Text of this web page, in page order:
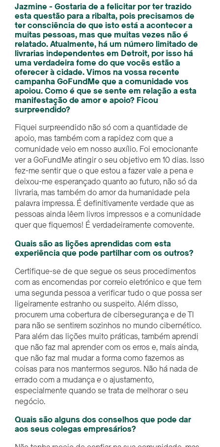
Jazmine - Gostaria de a felicitar por ter trazido
esta questão para a ribalta, pois precisamos de
ter consciência de que isto está a acontecer a
muitas pessoas, mas que muitas vezes não é
relatado. Atualmente, há um número limitado de
livrarias independentes em Detroit, por isso há
uma verdadeira fome do que vocês estão a
oferecer à cidade. Vimos na vossa recente
campanha GoFundMe que a comunidade vos
apoiou. Como é que se sente em relação a esta
manifestação de amor e apoio? Ficou
surpreendido?
Fiquei surpreendido não só com a quantidade de
apoio, mas também com a rapidez com que a
comunidade veio em nosso auxílio. Foi emocionante
ver a GoFundMe atingir o seu objetivo em 10 dias. Isso
fez-me sentir que o que estou a fazer vale a pena e
deixou-me esperançado quanto ao futuro, não só da
livraria, mas também do amor da humanidade pela
palavra impressa. É definitivamente verdade que as
pessoas ainda lêem livros impressos e a comunidade
quer que fiquemos! É verdadeiramente comovente.
Quais são as lições aprendidas com esta
experiência que pode partilhar com os outros?
Certifique-se de que segue os seus procedimentos
com as encomendas por correio eletrónico e que tem
uma segunda pessoa a verificar tudo o que possa ser
ligeiramente estranho ou suspeito. Além disso,
procurem uma cobertura de cibersegurança e de TI
para não se sentirem sozinhos no mundo cibernético.
Para além das lições muito práticas, também aprendi
que não faz mal aprender com os erros e, mais ainda,
que não faz mal mudar a forma como fazemos as
coisas para nos mantermos seguros. Não há nada de
errado com a mudança e o ajustamento,
especialmente quando se trata de melhorar o seu
negócio.
Quais são alguns dos conselhos que pode dar
aos seus colegas empresários?